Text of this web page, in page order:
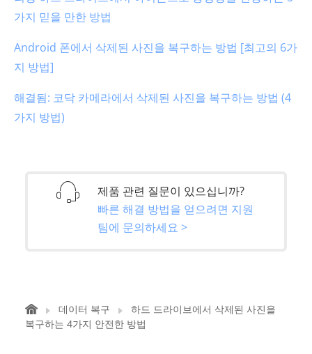
가지 믿을 만한 방법
Android 폰에서 삭제된 사진을 복구하는 방법 [최고의 6가
지 방법]
해결됨: 코닥 카메라에서 삭제된 사진을 복구하는 방법 (4
가지 방법)
제품 관련 질문이 있으십니까?
빠른 해결 방법을 얻으려면 지원
팀에 문의하세요 >
데이터 복구
하드 드라이브에서 삭제된 사진을
복구하는 4가지 안전한 방법